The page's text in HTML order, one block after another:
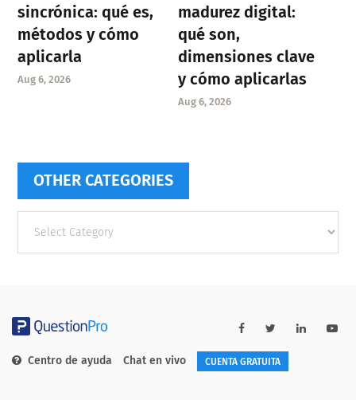
sincrónica: qué es,
métodos y cómo
aplicarla
Aug 6, 2026
madurez digital:
qué son,
dimensiones clave
y cómo aplicarlas
Aug 6, 2026
OTHER CATEGORIES
categories
Centro de ayuda Chat en vivo CUENTA GRATUITA